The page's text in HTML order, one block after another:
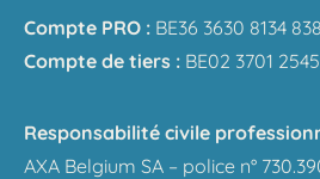
Compte PRO : BE36 3630 8134
Compte de tiers : BE02 3701
Responsabilité civile
AXA Belgium SA – police n°